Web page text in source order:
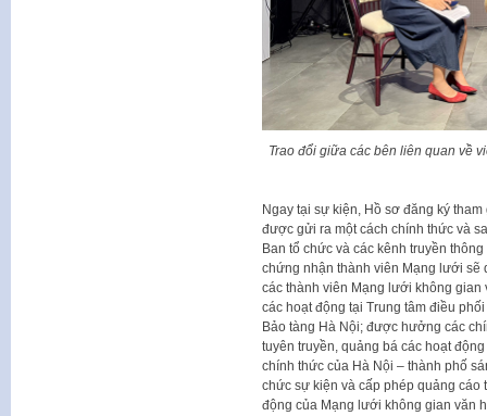
Trao đổi giữa các bên liên quan về
Ngay tại sự kiện, Hồ sơ đăng ký
được gửi ra một cách chính thức và
Ban tổ chức và các kênh truyền
chứng nhận thành viên Mạng lưới sẽ
các thành viên Mạng lưới không
các hoạt động tại Trung tâm điều
Bảo tàng Hà Nội; được hưởng các
tuyên truyền, quảng bá các hoạt
chính thức của Hà Nội – thành phố
chức sự kiện và cấp phép quảng cáo
động của Mạng lưới không gian văn